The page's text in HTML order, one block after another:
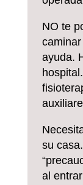
NO te
ayuda.
su
al